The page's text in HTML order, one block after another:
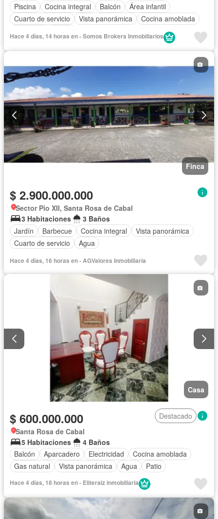
Piscina
Cocina integral Balcón
Área infantil
Cuarto de servicio
Vista panorámica
Cocina amoblada
Hace 4 días, 14 horas en - Somos Brokers Inmobiliarios
Finca
$ 2.900.000.000
Sector Pio XII, Santa Rosa de Cabal
3 Habitaciones
3 Baños
Jardín
Barbecue Cocina integral
Vista panorámica
Cuarto de servicio
Agua
Hace 4 días, 16 horas en - AGValores Inmobiliaria
Casa
$ 600.000.000
Destacado
Santa Rosa de Cabal
5 Habitaciones
4 Baños
Balcón
Aparcadero Electricidad
Cocina amoblada
Gas natural
Vista panorámica Agua Patio
Hace 4 días, 18 horas en - Eliteraiz inmobiliaria